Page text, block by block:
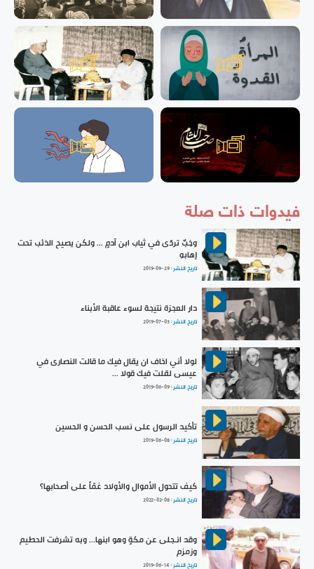
فيدوات ذات صلة
وخِبٌ تردّى في ثياب ابن آدمٍ ... ولكن يصيح الذئب تحت
إهابهِ
تاريخ النشر :2019-09-29
دار العجزة نتيجة لسوء عاقبة الأبناء
تاريخ النشر :2019-07-03
لولا أني اخاف ان يقال فيك ما قالت النصارى في
عيسى لقلت فيك قولا ...
تاريخ النشر :2019-06-09
تأكيد الرسول على نسب الحسن و الحسين
تاريخ النشر :2019-06-08
كيف تتحول الأموال والأولاد غمّاً على أصحابها؟
تاريخ النشر :2022-02-08
‏وقد انـجلى عن مكةٍ وهو ابنها... ‏وبه تشرفت الحطيم
وزمزم
تاريخ النشر : 2019-06-14